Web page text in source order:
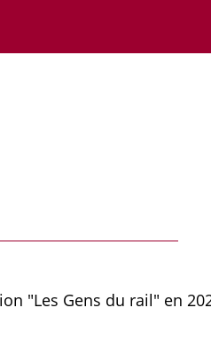
"Les Gens du rail" en